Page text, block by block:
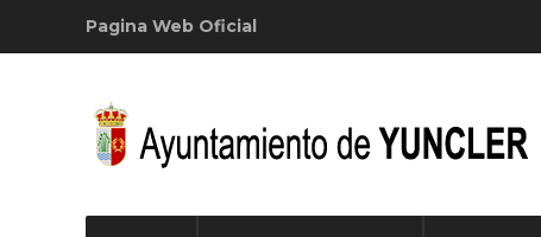
Pagina Web Oficial